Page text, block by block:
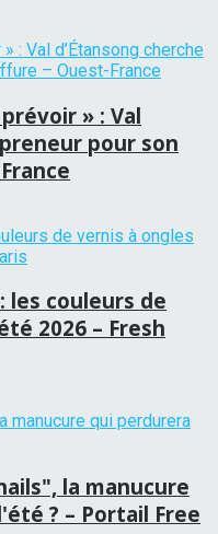
» : Val
pour son
les couleurs de
2026 – Fresh
la manucure
? – Portail Free